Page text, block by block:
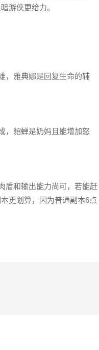
游侠更给力。
，雅典娜是回复生命的辅
，貂蝉是奶妈且能增加怒
盾和输出能力尚可，若能赶
更划算，因为普通副本6点